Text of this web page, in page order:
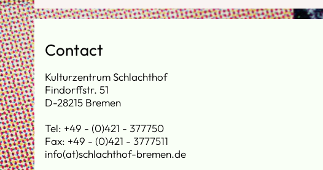
Contact
Kulturzentrum Schlachthof
Findorffstr. 51
D-28215 Bremen
Tel: +49 - (0)421 - 377750
Fax: +49 - (0)421 - 3777511
info(at)schlachthof-bremen.de